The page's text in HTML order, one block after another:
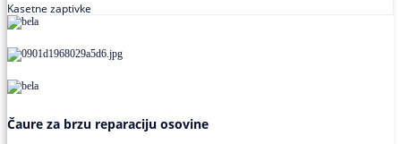
Kasetne zaptivke
Čaure za brzu reparaciju osovine